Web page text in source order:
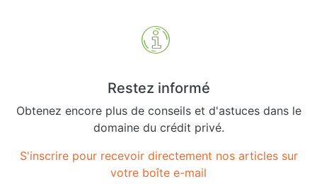
Restez informé
Obtenez encore plus de conseils et d'astuces dans le
domaine du crédit privé.
S'inscrire pour recevoir directement nos articles sur
votre boîte e-mail